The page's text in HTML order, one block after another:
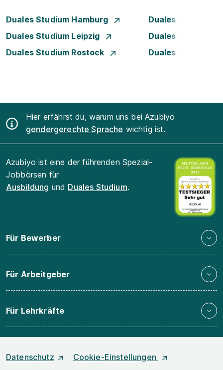
Duales Studium Hamburg
Duales Studium
Duales Studium Leipzig
Duales Studium
Duales Studium Rostock
Duales Studium
Hier erfährst du, warum uns bei Azubiyo
gendergerechte Sprache wichtig ist.
Azubiyo ist eine der führenden Spezial-
Jobbörsen für
Ausbildung und Duales Studium.
Für Bewerber
Für Arbeitgeber
Für Lehrkräfte
Datenschutz
Cookie-Einstellungen